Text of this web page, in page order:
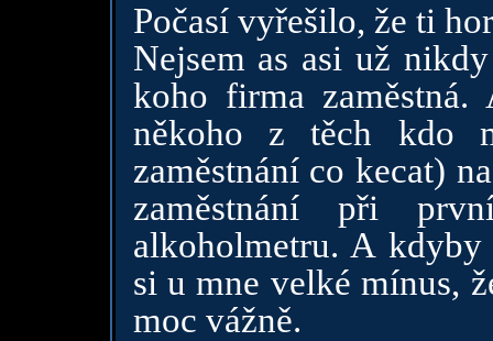
Počasí vyřešilo, že ti
Nejsem as asi už
koho firma
někoho z těch kdo
zaměstnání co kecat)
zaměstnání při
alkoholmetru. A
si u mne velké mínus,
moc vážně.